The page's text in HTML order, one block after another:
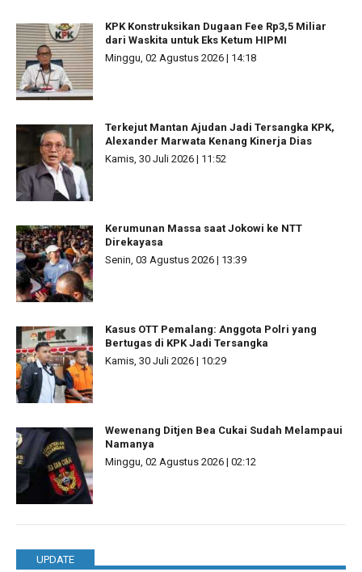
KPK Konstruksikan Dugaan Fee Rp3,5 Miliar
dari Waskita untuk Eks Ketum HIPMI
Minggu, 02 Agustus 2026 | 14:18
Terkejut Mantan Ajudan Jadi Tersangka KPK,
Alexander Marwata Kenang Kinerja Dias
Kamis, 30 Juli 2026 | 11:52
Kerumunan Massa saat Jokowi ke NTT
Direkayasa
Senin, 03 Agustus 2026 | 13:39
Kasus OTT Pemalang: Anggota Polri yang
Bertugas di KPK Jadi Tersangka
Kamis, 30 Juli 2026 | 10:29
Wewenang Ditjen Bea Cukai Sudah Melampaui
Namanya
Minggu, 02 Agustus 2026 | 02:12
UPDATE